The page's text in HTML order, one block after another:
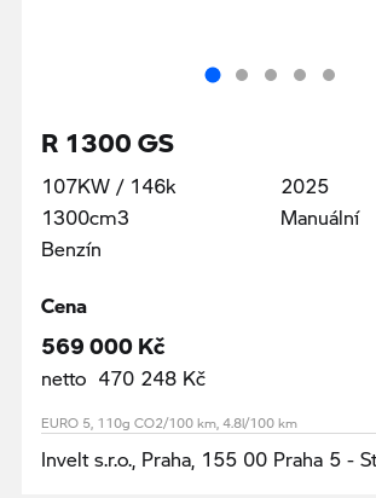
R 1300 GS
107KW / 146k
1300cm3
Benzín
2025
Manuální
Cena
569 000 Kč
netto 470 248 Kč
EURO 5, 110g CO2/100 km, 4.8l/100 km
Invelt s.r.o., Praha, 155 00 Praha 5 -